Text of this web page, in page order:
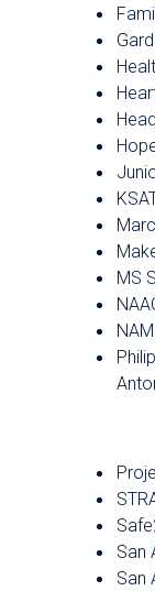
MS
NAMI
San
San